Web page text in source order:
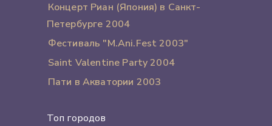
Концерт Риан (Япония) в Санкт-
Петербурге 2004
Фестиваль "M.Ani.Fest 2003"
Saint Valentine Party 2004
Пати в Акватории 2003
Топ городов